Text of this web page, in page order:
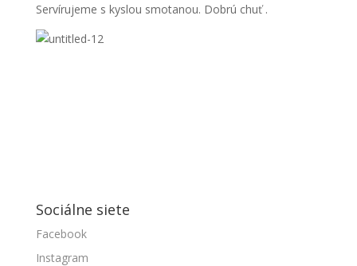
Servírujeme s kyslou smotanou. Dobrú chuť .
Sociálne siete
Facebook
Instagram